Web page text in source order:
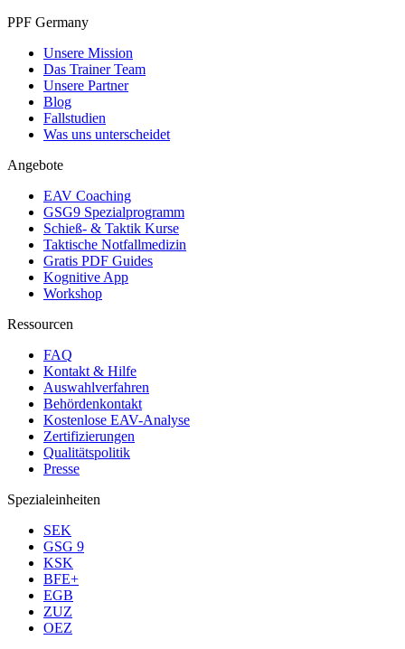
PPF Germany
Unsere Mission
Das Trainer Team
Unsere Partner
Blog
Fallstudien
Was uns unterscheidet
Angebote
EAV Coaching
GSG9 Spezialprogramm
Schieß- & Taktik Kurse
Taktische Notfallmedizin
Gratis PDF Guides
Kognitive App
Workshop
Ressourcen
FAQ
Kontakt & Hilfe
Auswahlverfahren
Behördenkontakt
Kostenlose EAV-Analyse
Zertifizierungen
Qualitätspolitik
Presse
Spezialeinheiten
SEK
GSG 9
KSK
BFE+
EGB
ZUZ
OEZ